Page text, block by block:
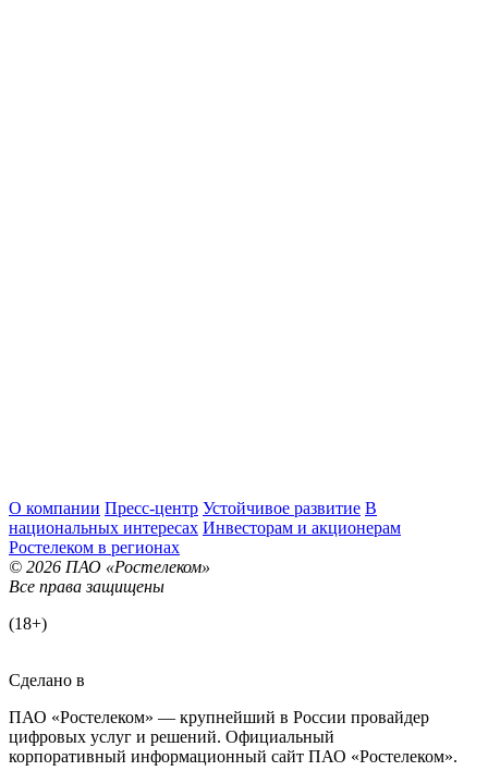
О компании Пресс-центр Устойчивое развитие В
национальных интересах Инвесторам и акционерам
Ростелеком в регионах
© 2026 ПАО «Ростелеком»
Все права защищены
(18+)
Сделано в
ПАО «Ростелеком» — крупнейший в России провайдер
цифровых услуг и решений. Официальный
корпоративный информационный сайт ПАО «Ростелеком».